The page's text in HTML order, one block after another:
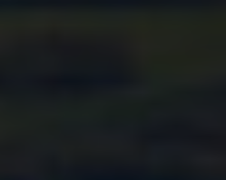
opdrachtgevers en
een betrouwbare energie- en
de projectplanning en
contact onderhouden met